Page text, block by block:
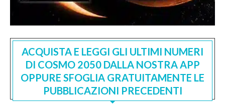
ACQUISTA E LEGGI GLI ULTIMI NUMERI
DI COSMO 2050 DALLA NOSTRA APP
OPPURE SFOGLIA GRATUITAMENTE LE
PUBBLICAZIONI PRECEDENTI